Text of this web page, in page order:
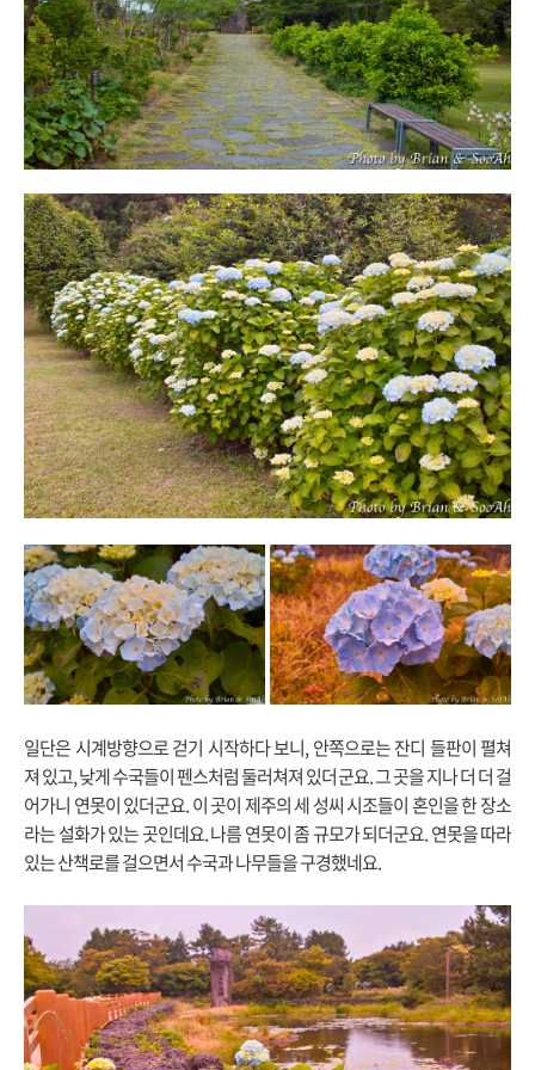
일단은 시계방향으로 걷기 시작하다 보니, 안쪽으로는 잔디 들판이 펼쳐
져 있고, 낮게 수국들이 펜스처럼 둘러쳐져 있더군요. 그 곳을 지나 더 더 걸
어가니 연못이 있더군요. 이 곳이 제주의 세 성씨 시조들이 혼인을 한 장소
라는 설화가 있는 곳인데요. 나름 연못이 좀 규모가 되더군요. 연못을 따라
있는 산책로를 걸으면서 수국과 나무들을 구경했네요.